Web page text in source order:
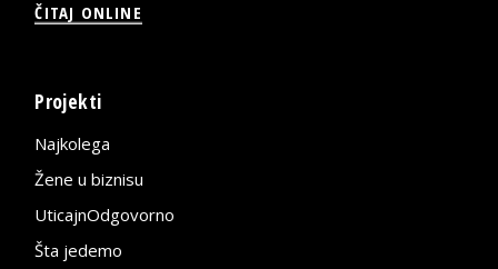
ČITAJ ONLINE
Projekti
Najkolega
Žene u biznisu
UticajnOdgovorno
Šta jedemo